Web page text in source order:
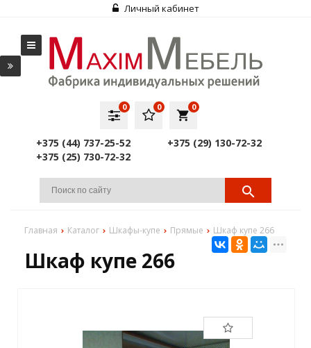
Личный кабинет
local_grocery_store
0
0
0
+375 (44) 737-25-52
+375 (29) 130-72-32
+375 (25) 730-72-32
Главная Каталог Шкафы-купе Прямые Шкаф купе 266
Шкаф купе 266